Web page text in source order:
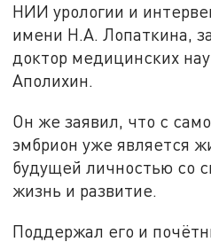
НИИ урологии и
имени Н.А. Лопаткина,
доктор медицинских
Аполихин.
Он же заявил, что с
эмбрион уже является
будущей личностью со
жизнь и развитие.
Поддержал его и